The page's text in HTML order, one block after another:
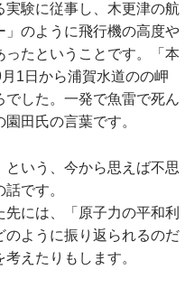
験に従事し、木更津の航
」のように飛行機の高度や
たということです。「本
1日から浦賀水道のの岬
した。一発で魚雷で死ん
田氏の言葉です。
いう、今から思えば不思
です。
には、「原子力の平和利
のように振り返られるのだ
えたりもします。